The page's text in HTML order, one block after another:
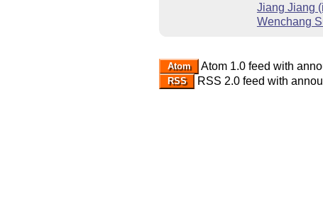
Jiang Jiang
Wenchang
Atom Atom 1.0 feed with
RSS RSS 2.0 feed with